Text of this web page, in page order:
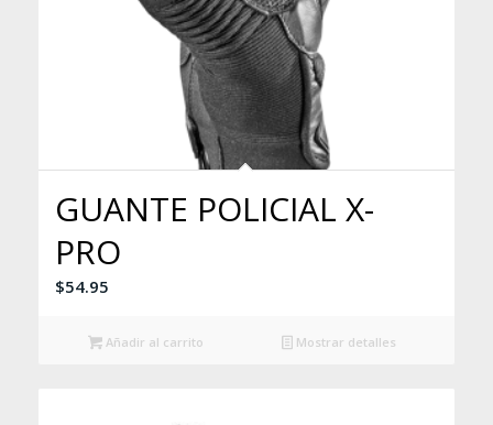
GUANTE POLICIAL X-
PRO
$54.95
Añadir al carrito Mostrar detalles